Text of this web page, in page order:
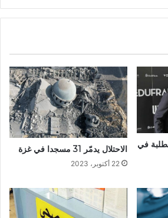
في
الاحتلال يدمّر 31 مسجدا في غزة
22 أكتوبر، 2023